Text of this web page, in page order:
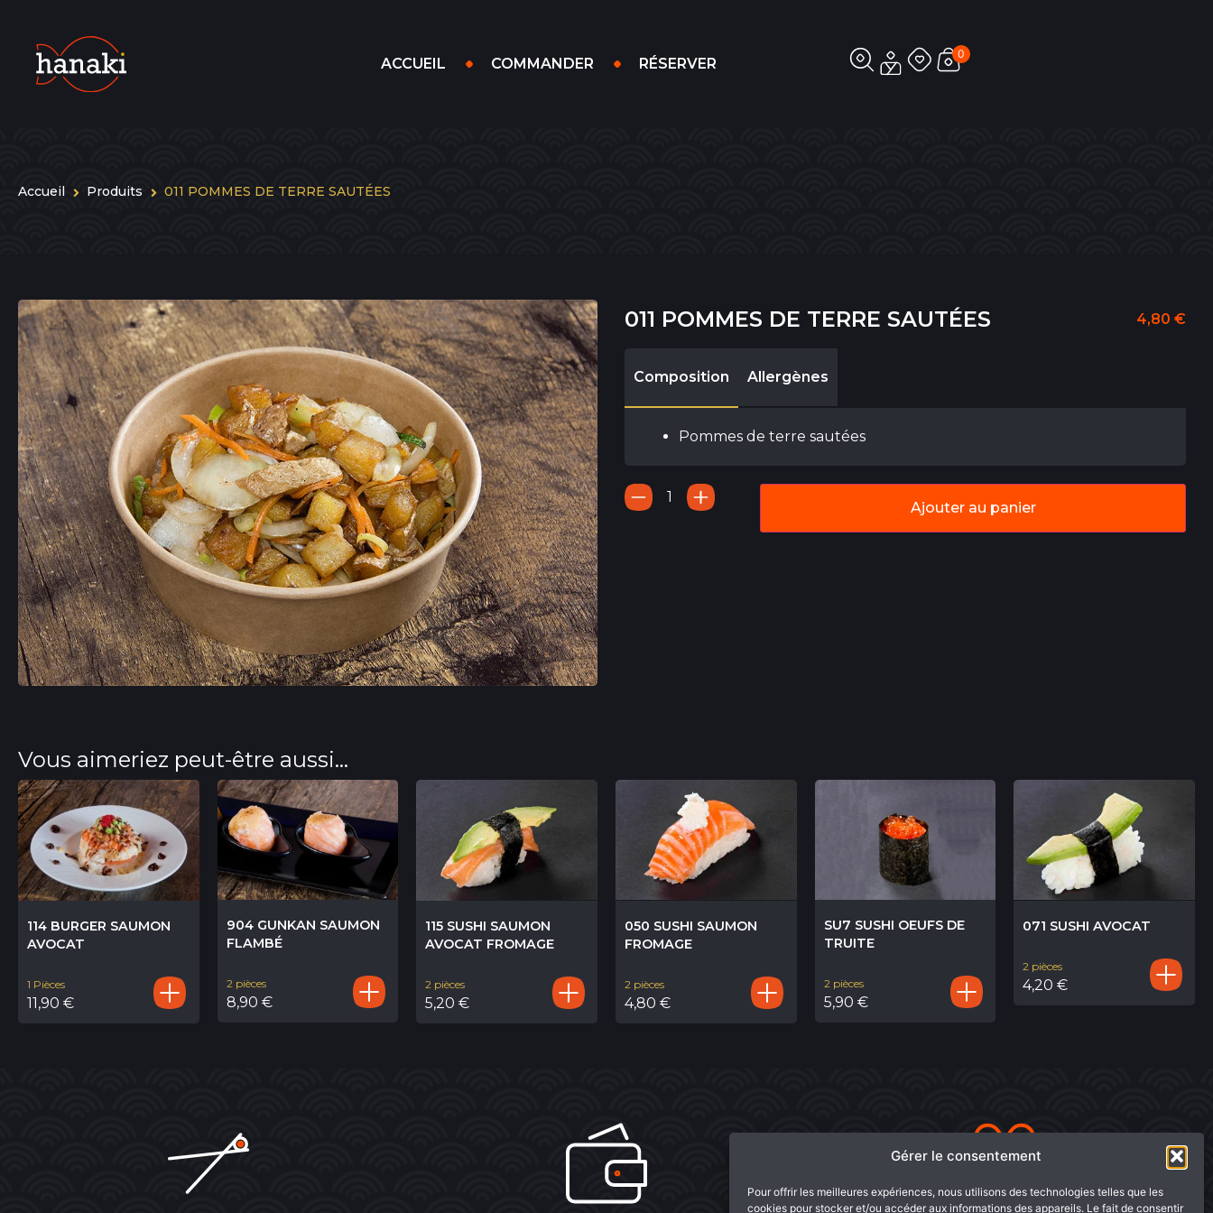
Gérer le consentement
Pour offrir les meilleures expériences, nous utilisons des technologies telles que les
cookies pour stocker et/ou accéder aux informations des appareils. Le fait de consentir
ACCUEIL COMMANDER RÉSERVER
0
Accueil Produits 011 POMMES DE TERRE SAUTÉES
011 POMMES DE TERRE SAUTÉES 4,80 €
Composition Allergènes
Pommes de terre sautées
Ajouter au panier
Vous aimeriez peut-être aussi...
114 BURGER SAUMON
AVOCAT
1 Pièces
11,90 €
904 GUNKAN SAUMON
FLAMBÉ
2 pièces
8,90 €
115 SUSHI SAUMON
AVOCAT FROMAGE
2 pièces
5,20€
050 SUSHI SAUMON
FROMAGE
2 pièces
4,80 €
SU7 SUSHI OEUFS DE
TRUITE
2 pièces
5,90 €
071 SUSHI AVOCAT
2 pièces
4,20€